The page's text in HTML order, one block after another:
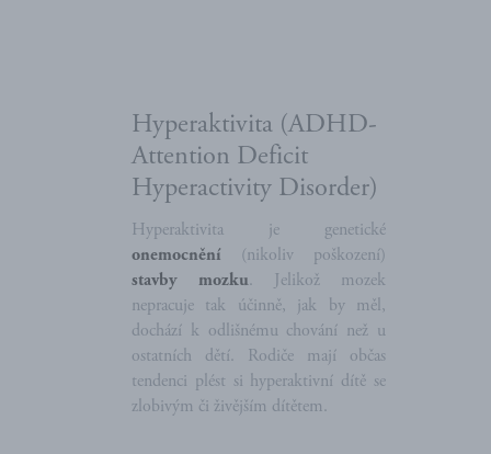
Hyperaktivita (ADHD-
Attention Deficit
Hyperactivity Disorder)
Hyperaktivita je genetické
onemocnění (nikoliv poškození)
stavby mozku. Jelikož mozek
nepracuje tak účinně, jak by měl,
dochází k odlišnému chování než u
ostatních dětí. Rodiče mají občas
tendenci plést si hyperaktivní dítě se
zlobivým či živějším dítětem.